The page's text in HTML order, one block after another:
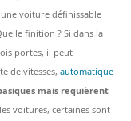
voiture définissable
finition ? Si dans la
portes, il peut
de vitesses, automatique
mais requièrent
voitures, certaines sont